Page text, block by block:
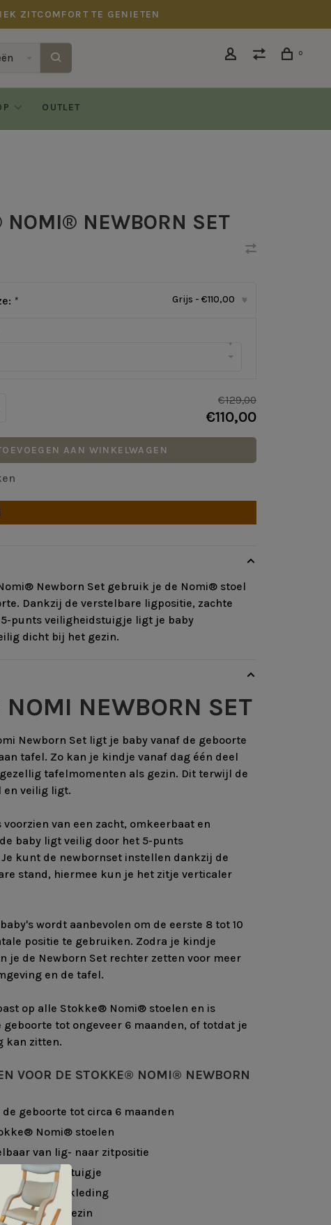
ZITCOMFORT TE GENIETEN
0
OUTLET
NOMI® NEWBORN SET
* Grijs - €110,00 ▾
▾
€129,00
€110,00
AAN WINKELWAGEN
Newborn Set gebruik je de Nomi® stoel
Dankzij de verstelbare ligpositie, zachte
punts veiligheidstuigje ligt je baby
dicht bij het gezin.
NOMI NEWBORN SET
Newborn Set ligt je baby vanaf de geboorte
tafel. Zo kan je kindje vanaf dag één deel
tafelmomenten als gezin. Dit terwijl de
en veilig ligt.
voorzien van een zacht, omkeerbaat en
baby ligt veilig door het 5-punts
kunt de newbornset instellen dankzij de
stand, hiermee kun je het zitje verticaler
wordt aanbevolen om de eerste 8 tot 10
positie te gebruiken. Zodra je kindje
je de Newborn Set rechter zetten voor meer
en de tafel.
op alle Stokke® Nomi® stoelen en is
geboorte tot ongeveer 6 maanden, of totdat je
kan zitten.
VOOR DE STOKKE® NOMI® NEWBORN
geboorte tot circa 6 maanden
Nomi® stoelen
van lig- naar zitpositie
veiligheidstuigje
wasbare bekleding
bij het gezin